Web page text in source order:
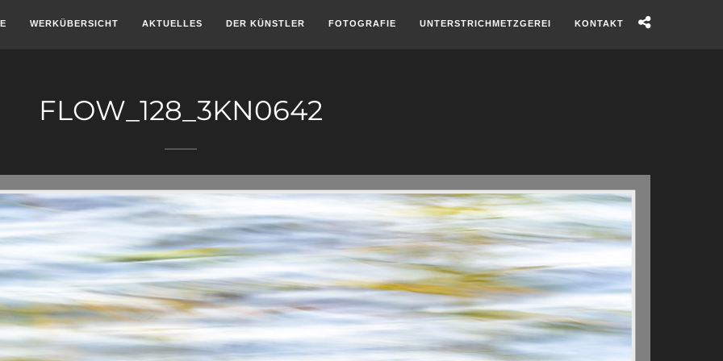
WERKÜBERSICHT AKTUELLES DER KÜNSTLER FOTOGRAFIE UNTERSTRICHMETZGEREI KONTAKT
FLOW_128_3KN0642